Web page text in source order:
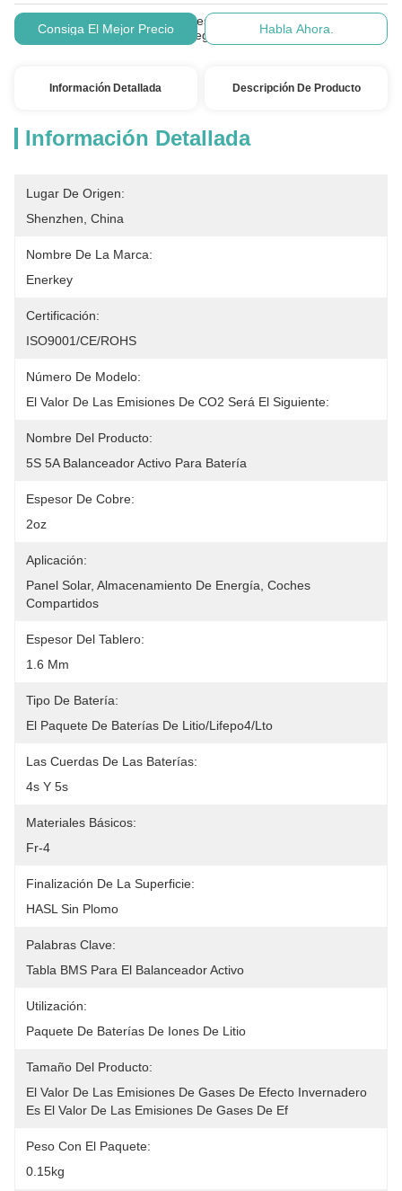
Condiciones De
Pago:
Las condiciones de los productos incluidos en
el presente Reglamento son las siguientes:
Consiga El Mejor Precio Habla Ahora.
Información Detallada Descripción De Producto
Información Detallada
Lugar De Origen:
Shenzhen, China
Nombre De La Marca:
Enerkey
Certificación:
ISO9001/CE/ROHS
Número De Modelo:
El Valor De Las Emisiones De CO2 Será El Siguiente:
Nombre Del Producto:
5S 5A Balanceador Activo Para Batería
Espesor De Cobre:
2oz
Aplicación:
Panel Solar, Almacenamiento De Energía, Coches
Compartidos
Espesor Del Tablero:
1.6 Mm
Tipo De Batería:
El Paquete De Baterías De Litio/Lifepo4/Lto
Las Cuerdas De Las Baterías:
4s Y 5s
Materiales Básicos:
Fr-4
Finalización De La Superficie:
HASL Sin Plomo
Palabras Clave:
Tabla BMS Para El Balanceador Activo
Utilización:
Paquete De Baterías De Iones De Litio
Tamaño Del Producto:
El Valor De Las Emisiones De Gases De Efecto Invernadero
Es El Valor De Las Emisiones De Gases De Ef
Peso Con El Paquete:
0.15kg